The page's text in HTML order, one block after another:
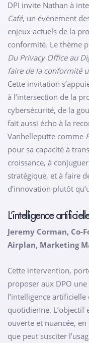
DPI invite Nathan à
Café, un événement
enjeux actuels de la
conformité. Le thème
Du Privacy Office au
faire de la conformité
Cette invitation
à l’intersection de la
cybersécurité, de la
fait aussi écho à la
Vanhelleputte comme
pour sa capacité à
croissance, à
stratégique, et à faire
d’innovation plutôt
L’intelligence
Jeremy Corman, Co-
Airplan, Marketing
Cette intervention,
proposer aux DPO
l’intelligence
quotidienne. L’objectif
ouverte et nuancée,
que peut susciter